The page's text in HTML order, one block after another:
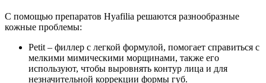
С помощью препаратов Hyafilia решаются разнообразные
кожные проблемы:
Petit – филлер с легкой формулой, помогает справиться с
мелкими мимическими морщинами, также его
используют, чтобы выровнять контур лица и для
незначительной коррекции формы губ.